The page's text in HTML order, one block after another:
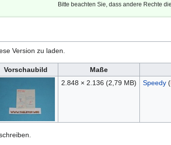
Bitte beachten Sie, dass andere Rechte
Version zu laden.
Vorschaubild Maße
2.848 × 2.136 (2,79 MB) Speedy (